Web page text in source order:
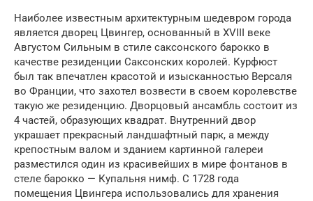
Наиболее известным архитектурным шедевром города
является дворец Цвингер, основанный в XVIII веке
Августом Сильным в стиле саксонского барокко в
качестве резиденции Саксонских королей. Курфюст
был так впечатлен красотой и изысканностью Версаля
во Франции, что захотел возвести в своем королевстве
такую же резиденцию. Дворцовый ансамбль состоит из
4 частей, образующих квадрат. Внутренний двор
украшает прекрасный ландшафтный парк, а между
крепостным валом и зданием картинной галереи
разместился один из красивейших в мире фонтанов в
стеле барокко — Купальня нимф. С 1728 года
помещения Цвингера использовались для хранения